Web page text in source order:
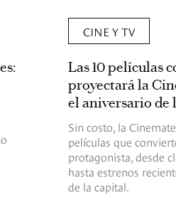
CINE Y TV
Las 10 películas
proyectará la
el aniversario de
Sin costo, la
películas que
protagonista, desde
hasta estrenos
de la capital.